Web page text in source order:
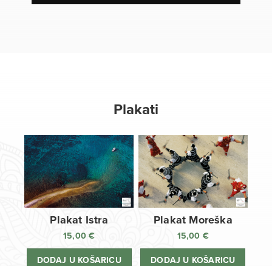
Plakati
Plakat Istra
15,00€
DODAJ U KOŠARICU
Plakat Moreška
15,00 €
DODAJ U KOŠARICU